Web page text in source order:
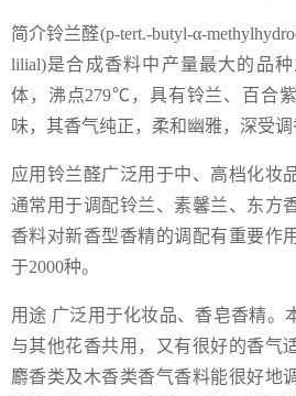
简介铃兰醛
lilial)是合成香料中产量最大的品
体，沸点279℃，具有铃兰、百合
味，其香气纯正，柔和幽雅，深受调
应用铃兰醛广泛用于中、高档化妆
通常用于调配铃兰、素馨兰、东方
香料对新香型香精的调配有重要作
于2000种。
用途 广泛用于化妆品、香皂香精。
与其他花香共用，又有很好的香气
麝香类及木香类香气香料能很好地